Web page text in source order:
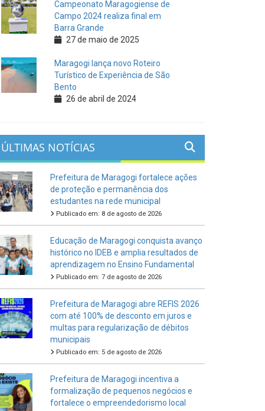
Campeonato Maragogiense de
Campo 2024 realiza final em
Barra Grande
27 de maio de 2025
Maragogi lança novo Roteiro
Turístico de Experiência de São
Bento
26 de abril de 2024
ÚLTIMAS NOTÍCIAS
Prefeitura de Maragogi fortalece ações
de proteção e permanência dos
estudantes na rede municipal
Publicado em: 8 de agosto de 2026
Educação de Maragogi conquista avanço
histórico no IDEB e amplia resultados de
aprendizagem no Ensino Fundamental
Publicado em: 7 de agosto de 2026
Prefeitura de Maragogi abre REFIS 2026
com até 100% de desconto em juros e
multas para regularização de débitos
municipais
Publicado em: 5 de agosto de 2026
Prefeitura de Maragogi incentiva a
formalização de pequenos negócios e
fortalece o empreendedorismo local